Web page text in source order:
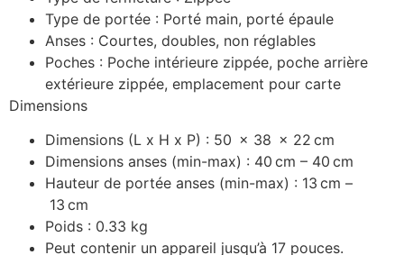
Type de portée : Porté main, porté épaule
Anses : Courtes, doubles, non réglables
Poches : Poche intérieure zippée, poche arrière
extérieure zippée, emplacement pour carte
Dimensions
Dimensions (L x H x P) : 50 x 38 x 22 cm
Dimensions anses (min-max) : 40 cm – 40 cm
Hauteur de portée anses (min-max) : 13 cm –
13 cm
Poids : 0.33 kg
Peut contenir un appareil jusqu’à 17 pouces.